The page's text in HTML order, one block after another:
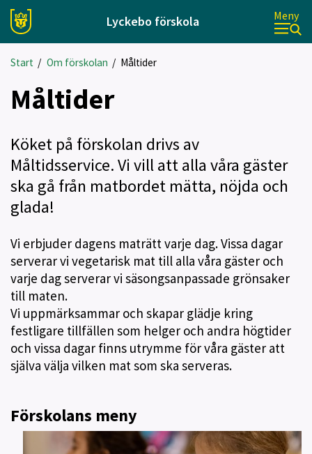
Lyckebo förskola Meny
Start / Om förskolan / Måltider
Måltider
Köket på förskolan drivs av
Måltidsservice. Vi vill att alla våra gäster
ska gå från matbordet mätta, nöjda och
glada!
Vi erbjuder dagens maträtt varje dag. Vissa dagar
serverar vi vegetarisk mat till alla våra gäster och
varje dag serverar vi säsongsanpassade grönsaker
till maten.
Vi uppmärksammar och skapar glädje kring
festligare tillfällen som helger och andra högtider
och vissa dagar finns utrymme för våra gäster att
själva välja vilken mat som ska serveras.
Förskolans meny